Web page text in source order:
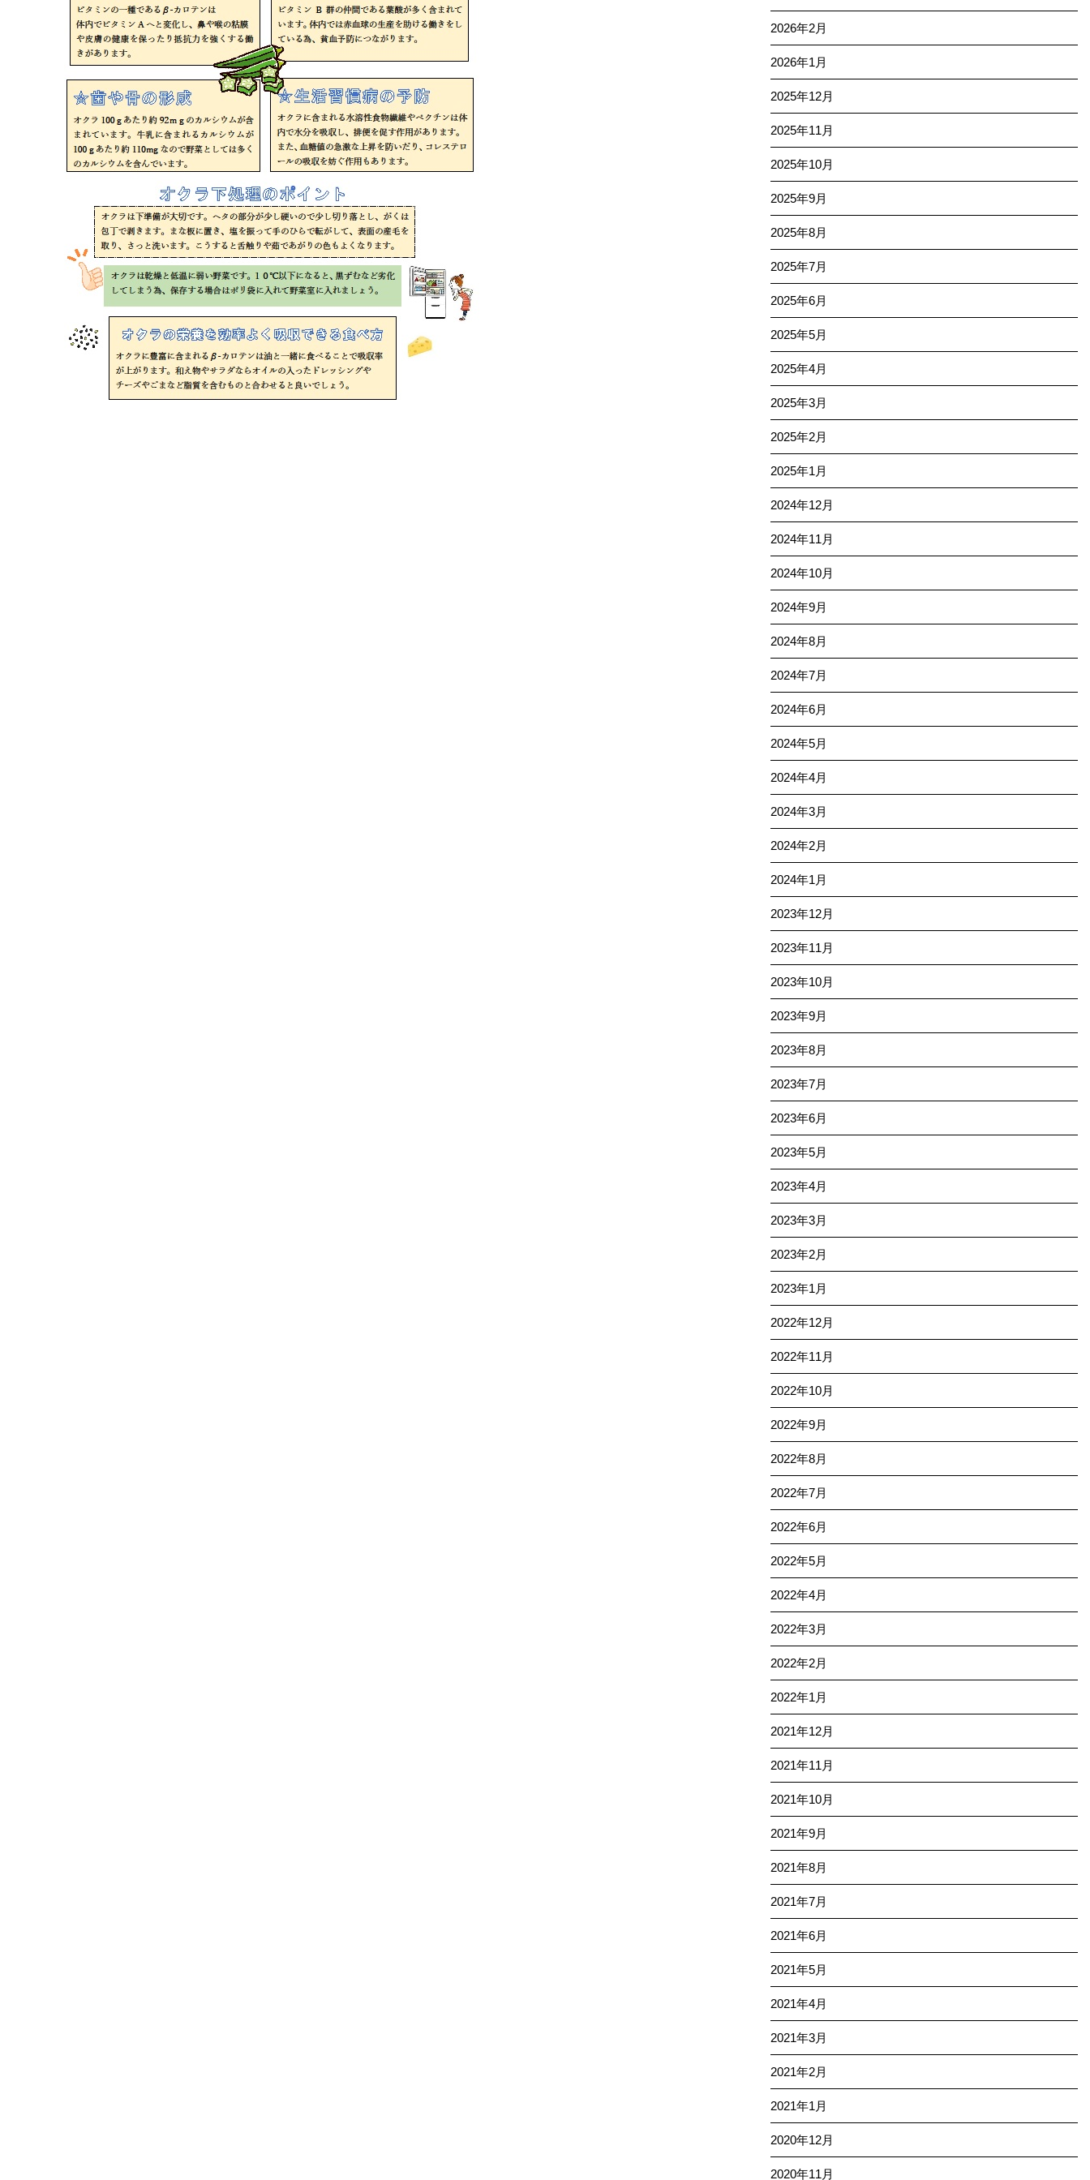
2026年2月
2026年1月
2025年12月
2025年11月
2025年10月
2025年9月
2025年8月
2025年7月
2025年6月
2025年5月
2025年4月
2025年3月
2025年2月
2025年1月
2024年12月
2024年11月
2024年10月
2024年9月
2024年8月
2024年7月
2024年6月
2024年5月
2024年4月
2024年3月
2024年2月
2024年1月
2023年12月
2023年11月
2023年10月
2023年9月
2023年8月
2023年7月
2023年6月
2023年5月
2023年4月
2023年3月
2023年2月
2023年1月
2022年12月
2022年11月
2022年10月
2022年9月
2022年8月
2022年7月
2022年6月
2022年5月
2022年4月
2022年3月
2022年2月
2022年1月
2021年12月
2021年11月
2021年10月
2021年9月
2021年8月
2021年7月
2021年6月
2021年5月
2021年4月
2021年3月
2021年2月
2021年1月
2020年12月
2020年11月